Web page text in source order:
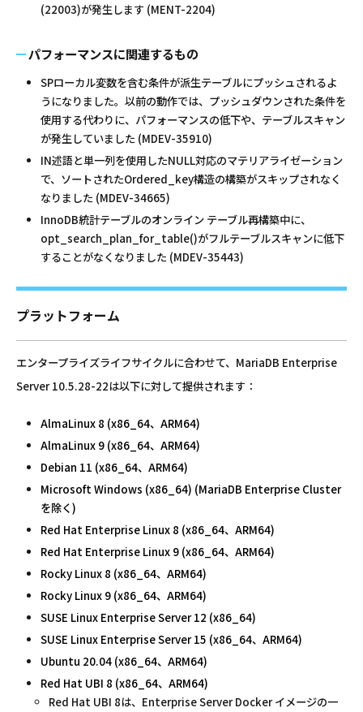
(22003)が発生します (MENT-2204)
パフォーマンスに関連するもの
SPローカル変数を含む条件が派生テーブルにプッシュされるよ
うになりました。以前の動作では、プッシュダウンされた条件を
使用する代わりに、パフォーマンスの低下や、テーブルスキャン
が発生していました (MDEV-35910)
IN述語と単一列を使用したNULL対応のマテリアライゼーション
で、ソートされたOrdered_key構造の構築がスキップされなく
なりました (MDEV-34665)
InnoDB統計テーブルのオンライン テーブル再構築中に、
opt_search_plan_for_table()がフルテーブルスキャンに低下
することがなくなりました (MDEV-35443)
プラットフォーム
エンタープライズライフサイクルに合わせて、MariaDB Enterprise
Server 10.5.28-22は以下に対して提供されます：
AlmaLinux 8 (x86_64、ARM64)
AlmaLinux 9 (x86_64、ARM64)
Debian 11 (x86_64、ARM64)
Microsoft Windows (x86_64) (MariaDB Enterprise Cluster
を除く)
Red Hat Enterprise Linux 8 (x86_64、ARM64)
Red Hat Enterprise Linux 9 (x86_64、ARM64)
Rocky Linux 8 (x86_64、ARM64)
Rocky Linux 9 (x86_64、ARM64)
SUSE Linux Enterprise Server 12 (x86_64)
SUSE Linux Enterprise Server 15 (x86_64、ARM64)
Ubuntu 20.04 (x86_64、ARM64)
Red Hat UBI 8 (x86_64、ARM64)
Red Hat UBI 8は、Enterprise Server Docker イメージの一